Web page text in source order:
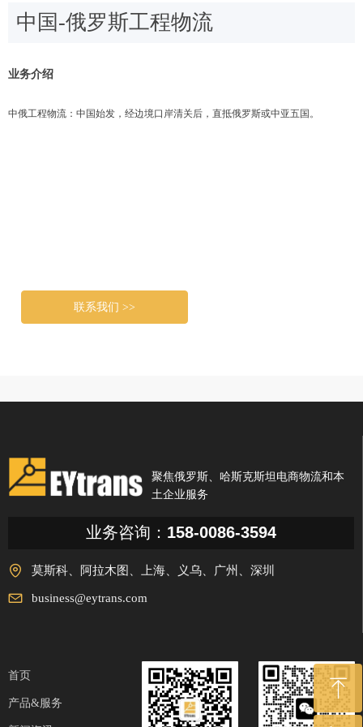
中国-俄罗斯工程物流
联系我们 >>
业务介绍
中俄工程物流：中国始发，经边境口岸清关后，直抵俄罗斯或中亚五国。
聚焦俄罗斯、哈斯克斯坦电商物流和本
土企业服务
业务咨询： 158-0086-3594
莫斯科、阿拉木图、上海、义乌、广州、深圳
business@eytrans.com
首页
产品&服务
ꁸ